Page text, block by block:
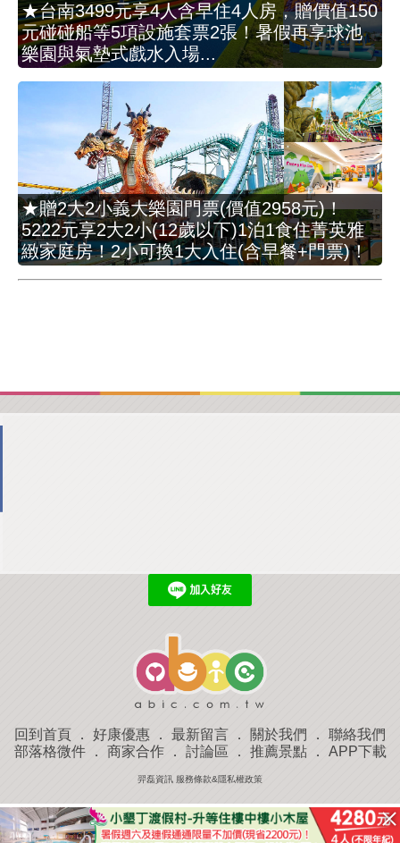
★台南3499元享4人含早住4人房，贈價值150
元碰碰船等5項設施套票2張！暑假再享球池
樂園與氣墊式戲水入場...
★贈2大2小義大樂園門票(價值2958元)！
5222元享2大2小(12歲以下)1泊1食住菁英雅
緻家庭房！2小可換1大入住(含早餐+門票)！
回到首頁 ． 好康優惠 ． 最新留言 ． 關於我們 ． 聯絡我們
部落格微件． 商家合作． 討論區 ． 推薦景點． APP下載
羿磊資訊 服務條款&隱私權政策